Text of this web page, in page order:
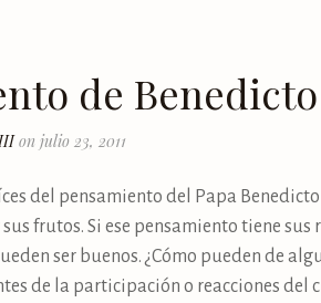
de
on julio 23, 2011
del pensamiento del Papa
frutos. Si ese pensamiento tiene
ser buenos. ¿Cómo pueden de
de la participación o reacciones del